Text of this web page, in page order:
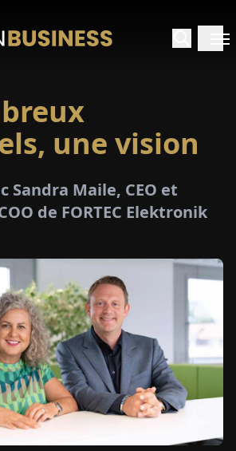
une vision
Sandra Maile, CEO et
de FORTEC Elektronik